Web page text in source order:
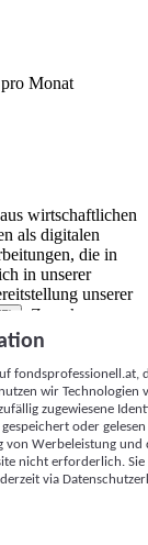
Monat
wirtschaftlichen
als digitalen
die in
in unserer
unserer
. Zwecke:
Werbeleistung
(z. B. login-
mit anderen
usw.) auf
werden, um es
einer Webseite
hier aufgeführten
wir Technologien
zugewiesene
oder
von Werbeleistung
nicht erforderlich.
via